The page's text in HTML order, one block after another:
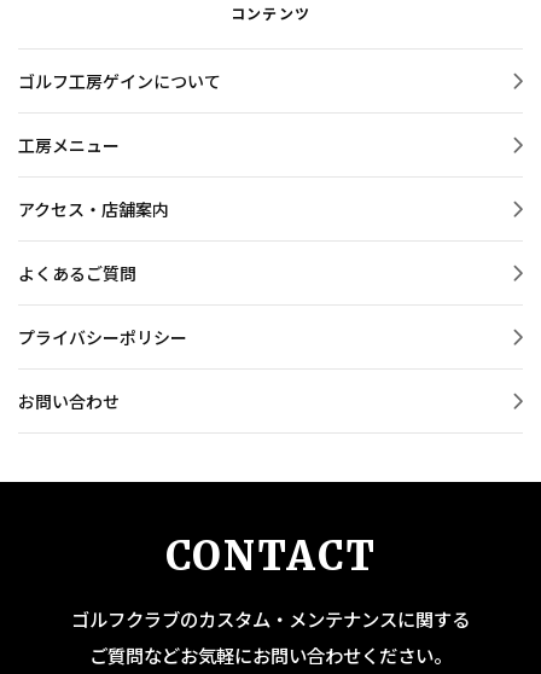
コンテンツ
ゴルフ工房ゲインについて
工房メニュー
アクセス・店舗案内
よくあるご質問
プライバシーポリシー
お問い合わせ
CONTACT
ゴルフクラブのカスタム・メンテナンスに関する
ご質問などお気軽にお問い合わせください。